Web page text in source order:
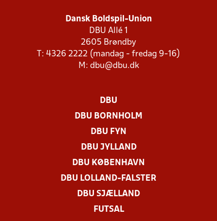
Dansk Boldspil-Union
DBU Allé 1
2605 Brøndby
T: 4326 2222 (mandag - fredag 9-16)
M: dbu@dbu.dk
DBU
DBU BORNHOLM
DBU FYN
DBU JYLLAND
DBU KØBENHAVN
DBU LOLLAND-FALSTER
DBU SJÆLLAND
FUTSAL